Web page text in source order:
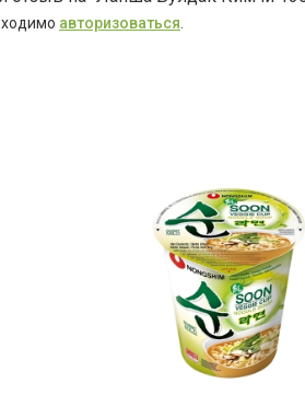
авторизоваться